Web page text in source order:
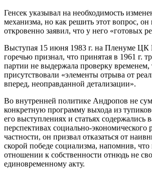
Генсек указывал на необходимость
механизма, но как решить этот вопрос, он
откровенно заявил, что у него «готовых
Выступая 15 июня 1983 г. на Пленуме
горечью признал, что принятая в 1961 г.
партии не выдержала проверку временем,
присутствовали «элементы отрыва от
вперед, неоправданной детализации».
Во внутренней политике Андропов не
конкретную программу выхода из
его выступлениях и статьях
перспективах социально-
частности, он призвал отказаться от
скорой победе социализма, напомнив, что
отношении к собственности отнюдь не
единовременному акту.